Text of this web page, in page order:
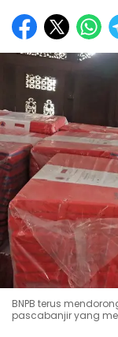
BNPB terus
pascabanjir yang